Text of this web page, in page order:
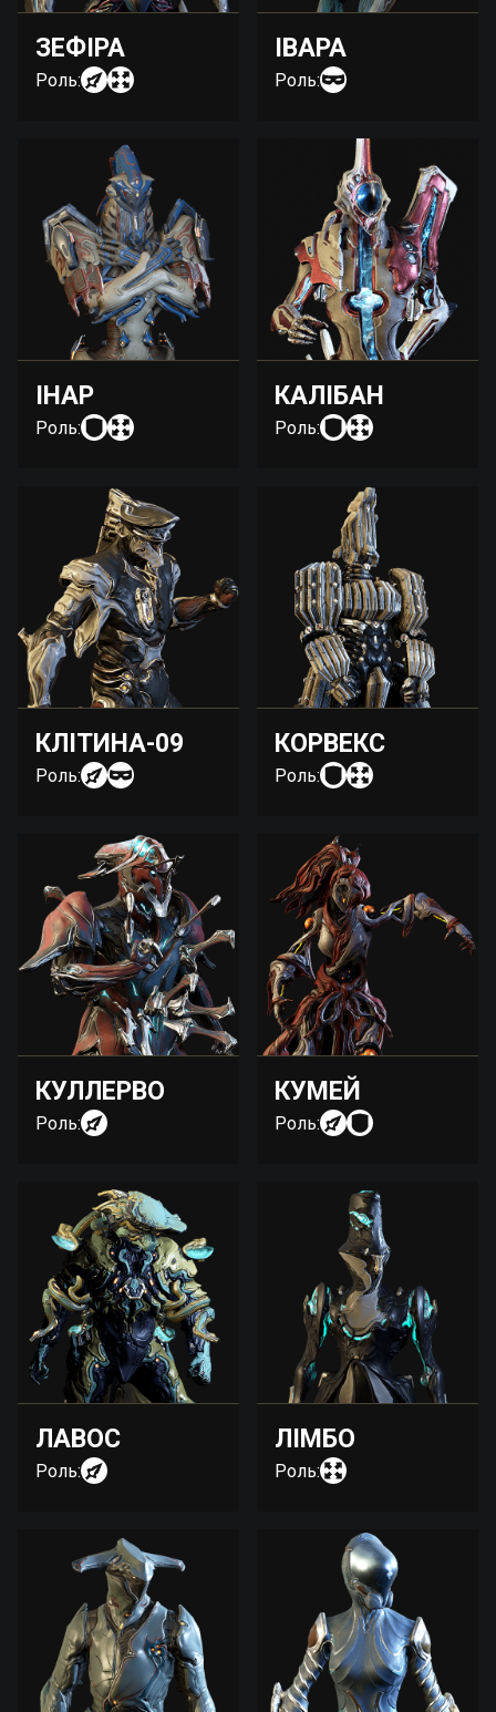
ЗЕФІРА
Роль:
ІВАРА
Роль:
ІНАР
Роль:
КАЛІБАН
Роль:
КЛІТИНА-09
Роль:
КОРВЕКС
Роль:
КУЛЛЕРВО
Роль:
КУМЕЙ
Роль:
ЛАВОС
Роль:
ЛІМБО
Роль: